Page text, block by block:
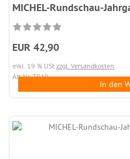
MICHEL-Rundschau-
EUR 42,90
inkl. 19 % USt zzgl. Versandkosten
Art.Nr. 7949
In den